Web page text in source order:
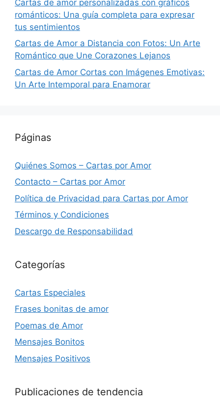
Cartas de amor personalizadas con gráficos
románticos: Una guía completa para expresar
tus sentimientos
Cartas de Amor a Distancia con Fotos: Un Arte
Romántico que Une Corazones Lejanos
Cartas de Amor Cortas con Imágenes Emotivas:
Un Arte Intemporal para Enamorar
Páginas
Quiénes Somos – Cartas por Amor
Contacto – Cartas por Amor
Política de Privacidad para Cartas por Amor
Términos y Condiciones
Descargo de Responsabilidad
Categorías
Cartas Especiales
Frases bonitas de amor
Poemas de Amor
Mensajes Bonitos
Mensajes Positivos
Publicaciones de tendencia